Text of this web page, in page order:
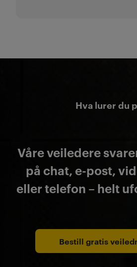
Hva lurer du
Våre veiledere
på chat, e-post,
eller telefon – helt
Bestill gratis